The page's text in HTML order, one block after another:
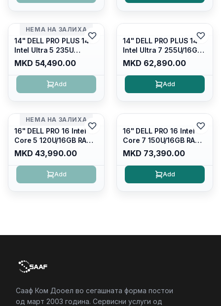
НЕМА НА ЗАЛИХА
14" DELL PRO PLUS 14
Intel Ultra 5 235U
Vpro/16gb RAM DDR5
5600mhz/ 512 GB SSD
M.2 Nvme
2230/FULLHD+ (16:10)
4/RJ45/PB14250
MKD 54,490.00
Add
14" DELL PRO PLUS 14
Intel Ultra 7 255U/16GB
RAM DDR5 5600mhz/
512 GB SSD M.2 Nvme
2230/FULLHD+ (16:10)
Ips/bt/backlit
MKD 62,890.00
Add
НЕМА НА ЗАЛИХА
16" DELL PRO 16 Intel
Core 5 120U/16GB RAM
DDR5 5600mhz/ 512 GB
SSD M.2 Nvme/fullhd+
(16:10) Ips/bt/backlit
Kb/thunderbolt
MKD 43,990.00
Add
16" DELL PRO 16 Intel
Core 7 150U/16GB RAM
DDR5 5600mhz/ 512 GB
SSD M.2 Nvme
(2230)/FULLHD+ (16:10)
Ips/bt/backlit
MKD 73,390.00
Add
Сааф Ком Дооел во сегашната форма постои
од март 2003 година. Сервисни услуги од